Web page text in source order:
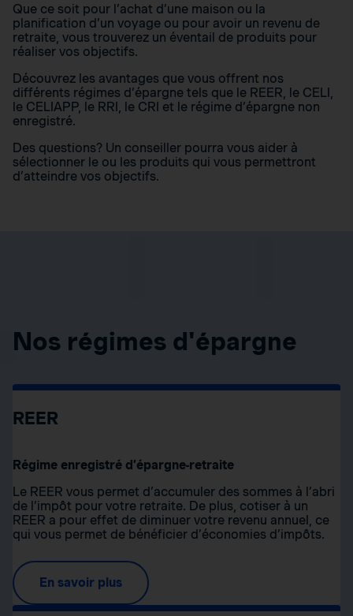
Que ce soit pour l’achat d’une maison ou la
planification d’un voyage ou pour avoir un revenu de
retraite, vous trouverez un éventail de produits pour
réaliser vos objectifs.
Découvrez les avantages que vous offrent nos
différents régimes d’épargne tels que le REER, le CELI,
le CELIAPP, le RRI, le CRI et le régime d’épargne non
enregistré.
Des questions? Un conseiller pourra vous aider à
sélectionner le ou les produits qui vous permettront
d’atteindre vos objectifs.
Nos régimes d'épargne
REER
Régime enregistré d’épargne-retraite
Le REER vous permet d’accumuler des sommes à l’abri
de l’impôt pour votre retraite. De plus, cotiser à un
REER a pour effet de diminuer votre revenu annuel, ce
qui vous permet de bénéficier d’économies d’impôts.
En savoir plus